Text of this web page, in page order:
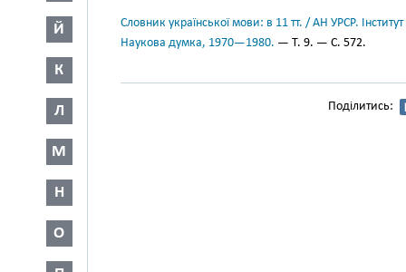
Й
К
Л
М
Н
О
Словник української мови: в 11 тт. / АН УРСР.
Наукова думка, 1970—1980. — Т. 9. — С. 572.
Поділитись: